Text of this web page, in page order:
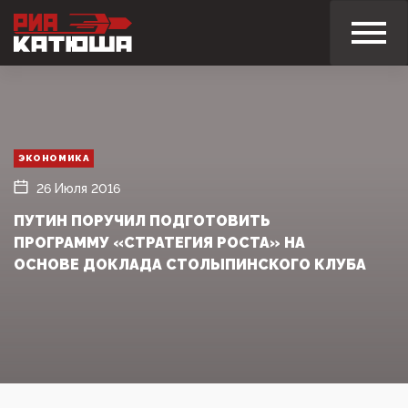
ЭКОНОМИКА
26 Июля 2016
ПУТИН ПОРУЧИЛ ПОДГОТОВИТЬ
ПРОГРАММУ «СТРАТЕГИЯ РОСТА» НА
ОСНОВЕ ДОКЛАДА СТОЛЫПИНСКОГО КЛУБА